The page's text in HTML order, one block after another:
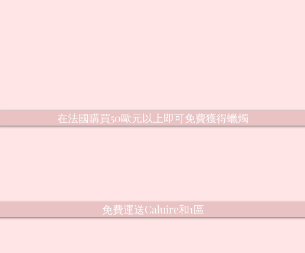
在法國購買50歐元以上即可免費獲得蠟燭
免費運送Caluire和1區